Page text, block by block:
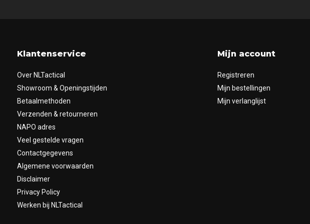
Klantenservice
Over NLTactical
Showroom & Openingstijden
Betaalmethoden
Verzenden & retourneren
NAPO adres
Veel gestelde vragen
Contactgegevens
Algemene voorwaarden
Disclaimer
Privacy Policy
Werken bij NLTactical
Mijn account
Registreren
Mijn bestellingen
Mijn verlanglijst